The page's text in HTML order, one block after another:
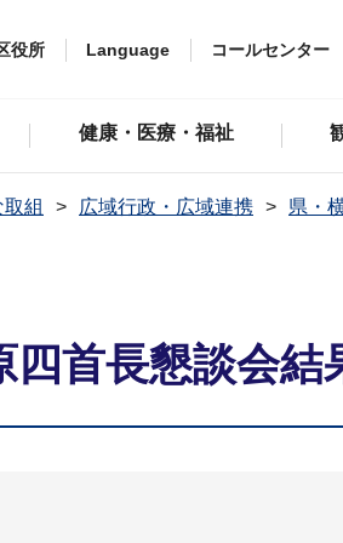
役所 Language コールセンター
健康・医療・福祉
取組 広域行政・広域連携
県・
首長懇談会結